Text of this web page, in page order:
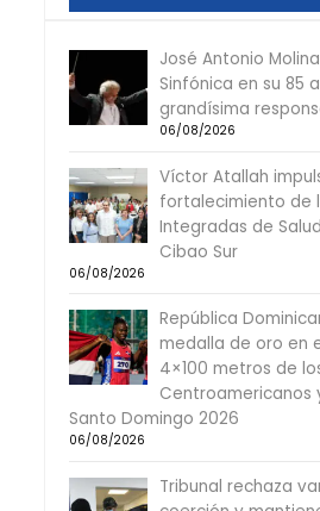
José Antonio
Sinfónica en su 85
grandísima
06/08/2026
Víctor Atallah
fortalecimiento de
Integradas de
Cibao Sur
06/08/2026
República
medalla de oro en
4×100 metros de
Centroamericanos
Santo Domingo 2026
06/08/2026
Tribunal rechaza